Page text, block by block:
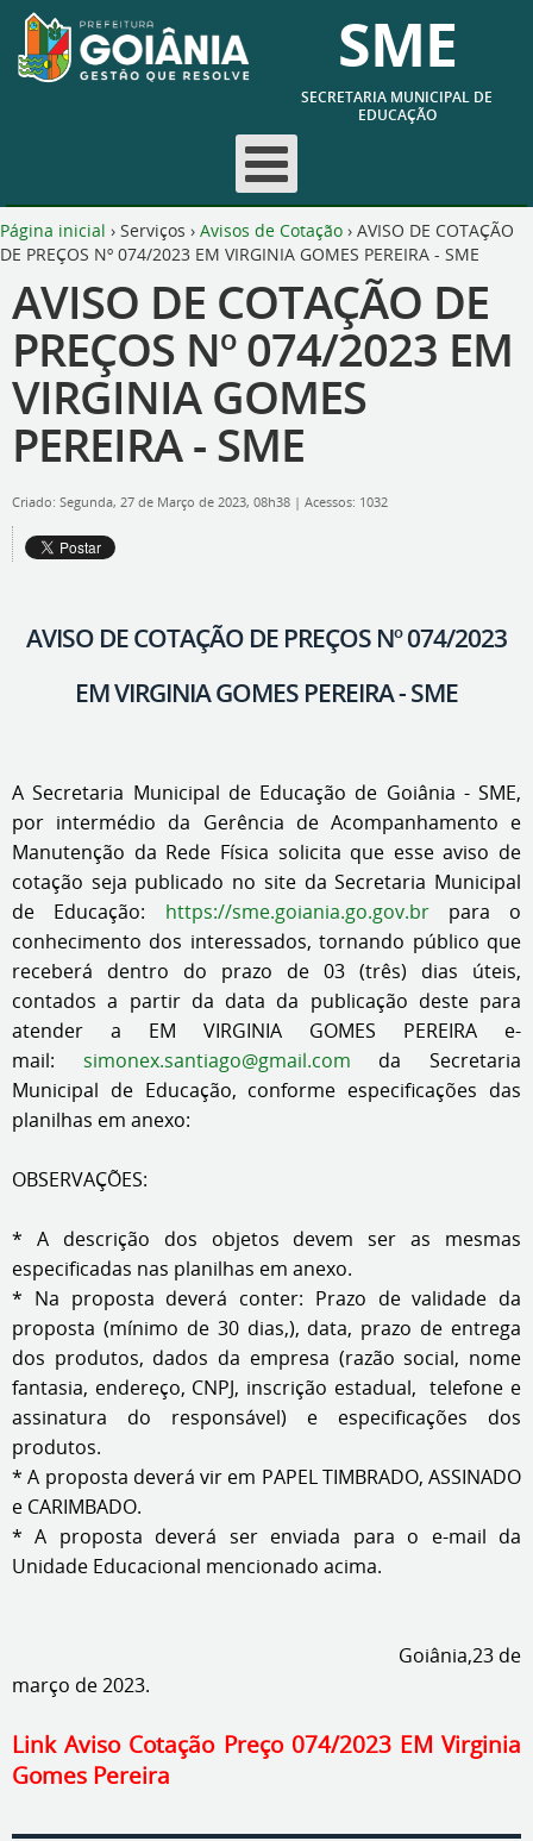
SME
SECRETARIA MUNICIPAL DE
EDUCAÇÃO
Página inicial › Serviços › Avisos de Cotação › AVISO DE COTAÇÃO
DE PREÇOS Nº 074/2023 EM VIRGINIA GOMES PEREIRA - SME
AVISO DE COTAÇÃO DE
PREÇOS Nº 074/2023 EM
VIRGINIA GOMES
PEREIRA - SME
Criado: Segunda, 27 de Março de 2023, 08h38 | Acessos: 1032
AVISO DE COTAÇÃO DE PREÇOS Nº 074/2023
EM VIRGINIA GOMES PEREIRA - SME
A Secretaria Municipal de Educação de Goiânia - SME,
por intermédio da Gerência de Acompanhamento e
Manutenção da Rede Física solicita que esse aviso de
cotação seja publicado no site da Secretaria Municipal
de Educação: https://sme.goiania.go.gov.brpara o
conhecimento dos interessados, tornando público que
receberá dentro do prazo de 03 (três) dias úteis,
contados a partir da data da publicação deste para
atender a EM VIRGINIA GOMES PEREIRA e-
mail: simonex.santiago@gmail.com da Secretaria
Municipal de Educação, conforme especificações das
planilhas em anexo:
OBSERVAÇÕES:
* A descrição dos objetos devem ser as mesmas
especificadas nas planilhas em anexo.
* Na proposta deverá conter: Prazo de validade da
proposta (mínimo de 30 dias,), data, prazo de entrega
dos produtos, dados da empresa (razão social, nome
fantasia, endereço, CNPJ, inscrição estadual, telefone e
assinatura do responsável) e especificações dos
produtos.
* A proposta deverá vir em PAPEL TIMBRADO, ASSINADO
e CARIMBADO.
* A proposta deverá ser enviada para o e-mail da
Unidade Educacional mencionado acima.
Goiânia,23 de
março de 2023.
Link Aviso Cotação Preço 074/2023 EM Virginia
Gomes Pereira